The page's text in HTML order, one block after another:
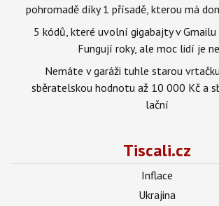
pohromadě díky 1 přísadě, kterou má
5 kódů, které uvolní gigabajty v
Fungují roky, ale moc lidí je
Nemáte v garáži tuhle starou
sběratelskou hodnotu až 10 000 Kč a
lační
Tiscali.cz
Inflace
Ukrajina